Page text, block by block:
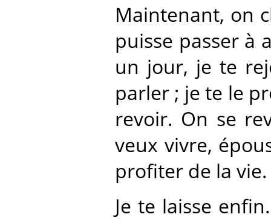
Maintenant, on
puisse passer à
un jour, je te
parler ; je te le
revoir. On se
veux vivre,
profiter de la
Je te laisse